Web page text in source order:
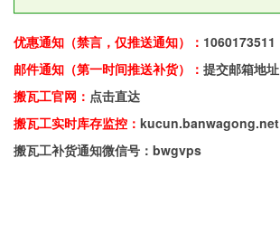
优惠通知（禁言，仅推送通知）： 1060173511
邮件通知（第一时间推送补货）： 提交邮箱地址
搬瓦工官网： 点击直达
搬瓦工实时库存监控： kucun.banwagong.net
搬瓦工补货通知微信号：bwgvps